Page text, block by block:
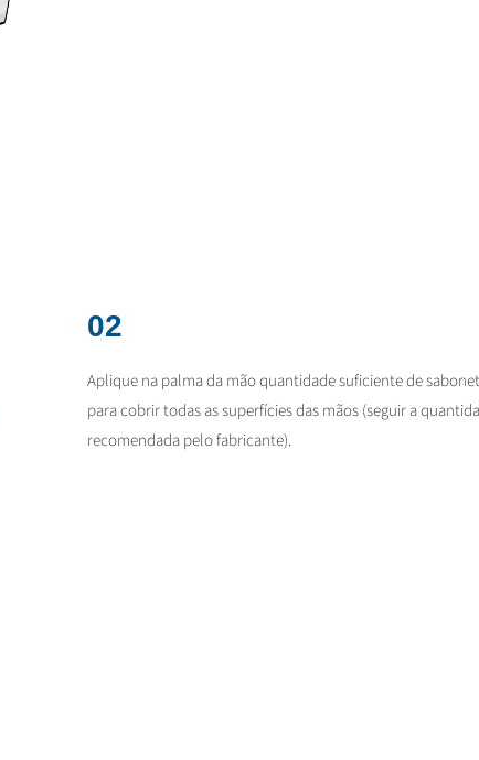
02
Aplique na palma da mão quantidade suficiente de
para cobrir todas as superfícies das mãos (seguir a
recomendada pelo fabricante).